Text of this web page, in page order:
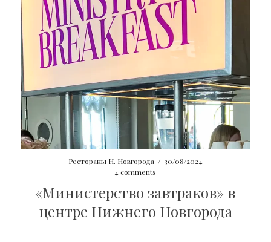
Рестораны Н. Новгорода / 30/08/2024
4 comments
«Министерство завтраков» в
центре Нижнего Новгорода